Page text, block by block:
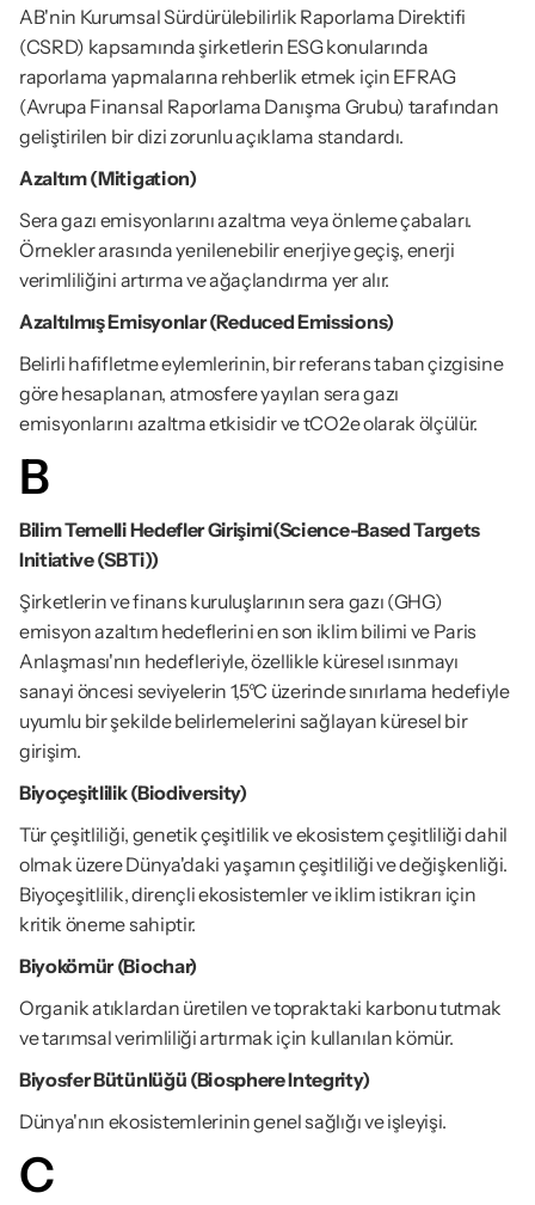
AB'nin Kurumsal Sürdürülebilirlik Raporlama Direktifi
(CSRD) kapsamında şirketlerin ESG konularında
raporlama yapmalarına rehberlik etmek için EFRAG
(Avrupa Finansal Raporlama Danışma Grubu) tarafından
geliştirilen bir dizi zorunlu açıklama standardı.
Azaltım (Mitigation)
Sera gazı emisyonlarını azaltma veya önleme çabaları.
Örnekler arasında yenilenebilir enerjiye geçiş, enerji
verimliliğini artırma ve ağaçlandırma yer alır.
Azaltılmış Emisyonlar (Reduced Emissions)
Belirli hafifletme eylemlerinin, bir referans taban çizgisine
göre hesaplanan, atmosfere yayılan sera gazı
emisyonlarını azaltma etkisidir ve tCO2e olarak ölçülür.
B
Bilim Temelli Hedefler Girişimi(Science-Based Targets
Initiative (SBTi))
Şirketlerin ve finans kuruluşlarının sera gazı (GHG)
emisyon azaltım hedeflerini en son iklim bilimi ve Paris
Anlaşması'nın hedefleriyle, özellikle küresel ısınmayı
sanayi öncesi seviyelerin 1,5°C üzerinde sınırlama hedefiyle
uyumlu bir şekilde belirlemelerini sağlayan küresel bir
girişim.
Biyoçeşitlilik (Biodiversity)
Tür çeşitliliği, genetik çeşitlilik ve ekosistem çeşitliliği dahil
olmak üzere Dünya'daki yaşamın çeşitliliği ve değişkenliği.
Biyoçeşitlilik, dirençli ekosistemler ve iklim istikrarı için
kritik öneme sahiptir.
Biyokömür (Biochar)
Organik atıklardan üretilen ve topraktaki karbonu tutmak
ve tarımsal verimliliği artırmak için kullanılan kömür.
Biyosfer Bütünlüğü (Biosphere Integrity)
Dünya'nın ekosistemlerinin genel sağlığı ve işleyişi.
C